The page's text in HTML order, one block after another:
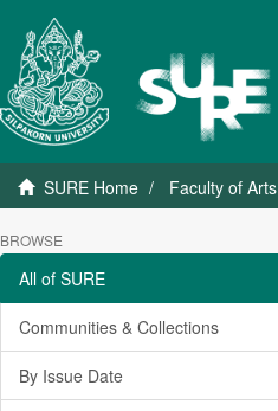
SURE Home Faculty of Arts
BROWSE
All of SURE
Communities & Collections
By Issue Date